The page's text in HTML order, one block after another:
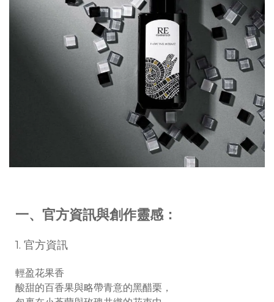
一、官方資訊與創作靈感：
1. 官方資訊
輕盈花果香
酸甜的百香果與略帶青意的黑醋栗，